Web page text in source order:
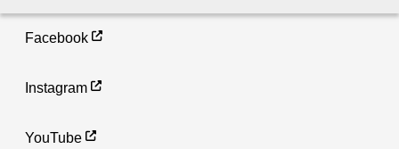
Facebook
Instagram
YouTube